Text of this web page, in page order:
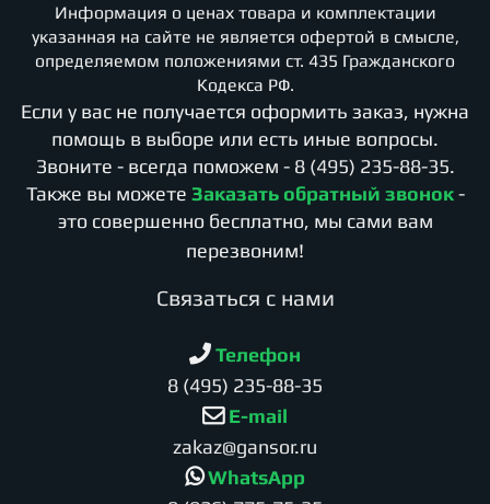
Информация о ценах товара и комплектации
указанная на сайте не является офертой в смысле,
определяемом положениями ст. 435 Гражданского
Кодекса РФ.
Если у вас не получается оформить заказ, нужна
помощь в выборе или есть иные вопросы.
Звоните - всегда поможем - 8 (495) 235-88-35.
Также вы можете Заказать обратный звонок -
это совершенно бесплатно, мы сами вам
перезвоним!
Cвязаться с нами
Телефон
8 (495) 235-88-35
E-mail
zakaz@gansor.ru
WhatsApp